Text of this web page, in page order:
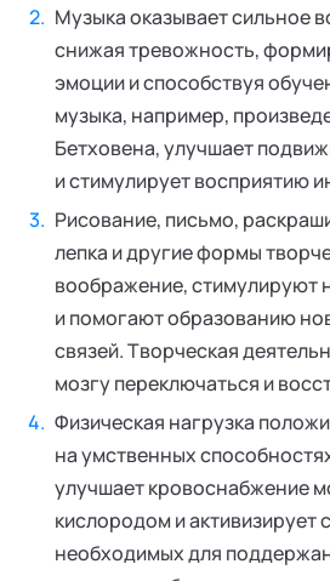
Музыка оказывает сильное
снижая тревожность,
эмоции и способствуя
музыка, например,
Бетховена, улучшает
и стимулирует восприятию
Рисование, письмо,
лепка и другие формы
воображение, стимулируют
и помогают образованию
связей. Творческая
мозгу переключаться и
Физическая нагрузка
на умственных
улучшает кровоснабжение
кислородом и активизирует
необходимых для